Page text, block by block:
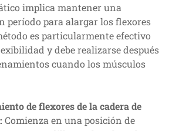
implica mantener una
período para alargar los flexores
es particularmente efectivo
y debe realizarse después
cuando los músculos
de flexores de la cadera de
Comienza en una posición de